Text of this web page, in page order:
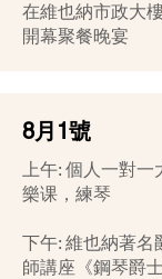
在維也納市政大
開幕聚餐晚宴
8月1號
上午: 個人一對一
樂课，練琴
下午: 維也納著名
師講座《鋼琴爵